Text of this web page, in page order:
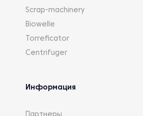
Scrap-machinery
Biowelle
Torreficator
Centrifuger
Информация
Партнеры